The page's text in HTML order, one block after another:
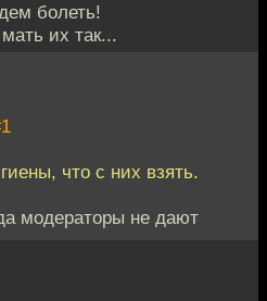
болеть!
их так...
что с них взять.
модераторы не дают